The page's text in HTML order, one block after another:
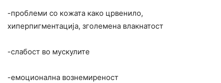
-проблеми со кожата како црвенило,
хиперпигментација, зголемена влакнатост
-слабост во мускулите
-емоционална вознемиреност